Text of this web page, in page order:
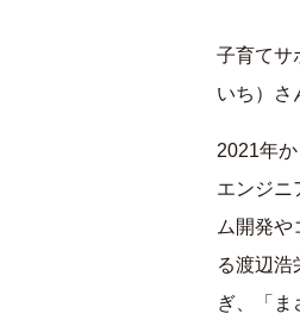
子育てサ
いち）さ
2021年
エンジニ
ム開発
る渡辺浩
ぎ、「ま